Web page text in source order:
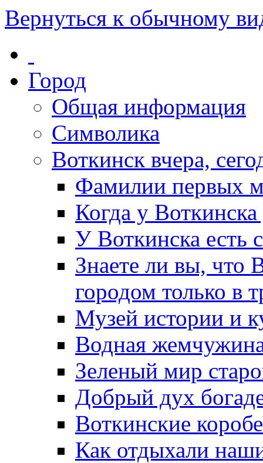
Вернуться к обычному
Город
Общая информация
Символика
Воткинск вчера,
Фамилии первых
Когда у
У Воткинска есть
Знаете ли вы, что
городом только в
Музей истории и
Водная
Зеленый мир
Добрый дух
Воткинские
Как отдыхали